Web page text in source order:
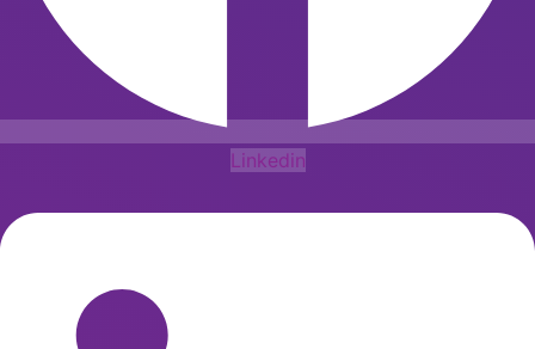
Linkedin